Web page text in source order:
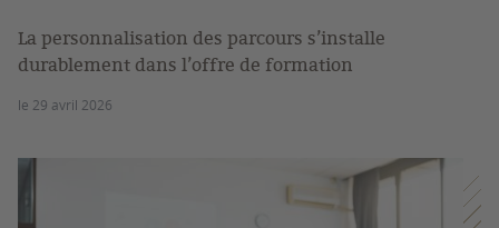
La personnalisation des parcours s’installe
durablement dans l’offre de formation
le 29 avril 2026